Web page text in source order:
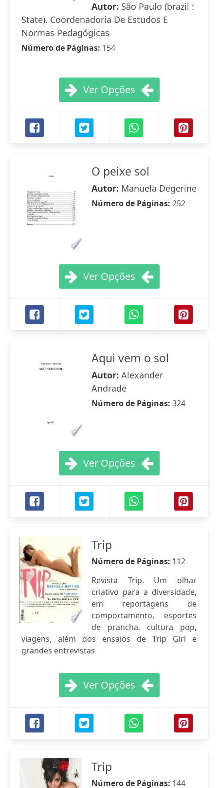
Autor: São Paulo (brazil :
State). Coordenadoria De Estudos E
Normas Pedagógicas
Número de Páginas: 154
Ver Opções
O peixe sol
Autor: Manuela Degerine
Número de Páginas: 252
Ver Opções
Aqui vem o sol
Autor: Alexander
Andrade
Número de Páginas: 324
Ver Opções
Trip
Número de Páginas: 112
Revista Trip. Um olhar
criativo para a diversidade,
em reportagens de
comportamento, esportes
de prancha, cultura pop,
viagens, além dos ensaios de Trip Girl e
grandes entrevistas
Ver Opções
Trip
Número de Páginas: 144